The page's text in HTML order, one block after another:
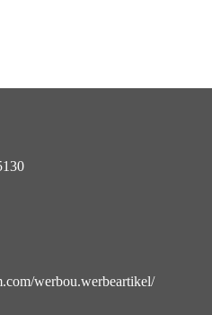
werbou.werbeartikel/